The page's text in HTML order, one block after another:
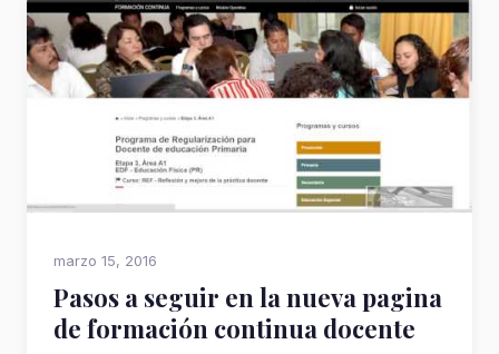
marzo 15, 2016
Pasos a seguir en la nueva pagina
de formación continua docente